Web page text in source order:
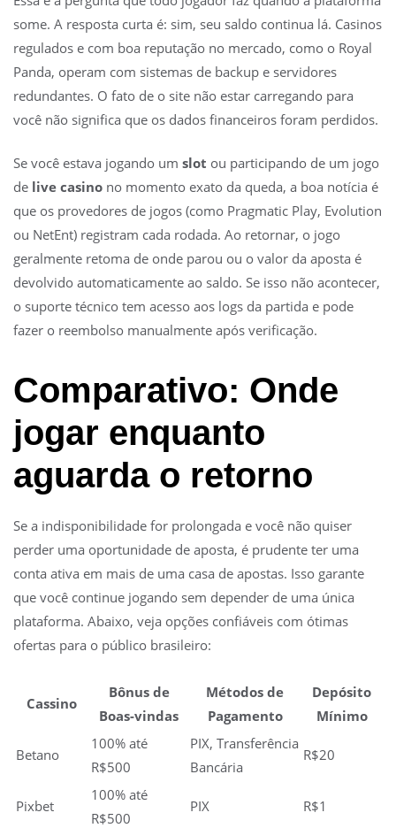
some. A resposta curta é: sim, seu saldo continua lá. Casinos
regulados e com boa reputação no mercado, como o Royal
Panda, operam com sistemas de backup e servidores
redundantes. O fato de o site não estar carregando para
você não significa que os dados financeiros foram perdidos.
Se você estava jogando um slot ou participando de um jogo
de live casino no momento exato da queda, a boa notícia é
que os provedores de jogos (como Pragmatic Play, Evolution
ou NetEnt) registram cada rodada. Ao retornar, o jogo
geralmente retoma de onde parou ou o valor da aposta é
devolvido automaticamente ao saldo. Se isso não acontecer,
o suporte técnico tem acesso aos logs da partida e pode
fazer o reembolso manualmente após verificação.
Comparativo: Onde
jogar enquanto
aguarda o retorno
Se a indisponibilidade for prolongada e você não quiser
perder uma oportunidade de aposta, é prudente ter uma
conta ativa em mais de uma casa de apostas. Isso garante
que você continue jogando sem depender de uma única
plataforma. Abaixo, veja opções confiáveis com ótimas
ofertas para o público brasileiro:
Cassino
Bônus de
Boas-vindas
Métodos de
Pagamento
Depósito
Mínimo
Betano
100% até
R$500
PIX, Transferência
Bancária
R$20
Pixbet
100% até
R$500
PIX R$1